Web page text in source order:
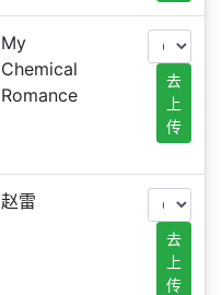
My
Chemical
Romance
去
上
传
赵雷
去
上
传